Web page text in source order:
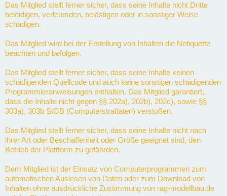
Das Mitglied stellt ferner sicher, dass seine Inhalte nicht Dritte
beleidigen, verleumden, belästigen oder in sonstiger Weise
schädigen.
Das Mitglied wird bei der Erstellung von Inhalten die Netiquette
beachten und befolgen.
Das Mitglied stellt ferner sicher, dass seine Inhalte keinen
schädigenden Quellcode und auch keine sonstigen schädigenden
Programmieranweisungen enthalten. Das Mitglied garantiert,
dass die Inhalte nicht gegen §§ 202a), 202b), 202c), sowie §§
303a), 303b StGB (Computerstraftaten) verstoßen.
Das Mitglied stellt ferner sicher, dass seine Inhalte nicht nach
ihrer Art oder Beschaffenheit oder Größe geeignet sind, den
Betrieb der Plattform zu gefährden.
Dem Mitglied ist der Einsatz von Computerprogrammen zum
automatischen Auslesen von Daten oder zum Download von
Inhalten ohne ausdrückliche Zustimmung von rag-modellbau.de